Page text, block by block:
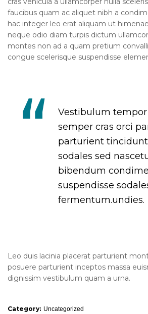
faucibus quam ac aliquet nibh a
hac integer leo erat aliquam ut
neque odio diam turpis dictum
montes non ad a quam pretium
congue scelerisque suspendisse
Vestibulum
semper cras orci
parturient
sodales sed
bibendum
suspendisse
fermentum.undies.
Leo duis lacinia placerat parturient
posuere parturient inceptos massa
dignissim vestibulum quam a urna.
Category: Uncategorized